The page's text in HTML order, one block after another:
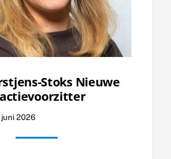
Stoks Nieuwe
juni 2026